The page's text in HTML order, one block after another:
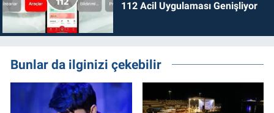
112 Acil Uygulaması Genişliyor
Bunlar da ilginizi çekebilir